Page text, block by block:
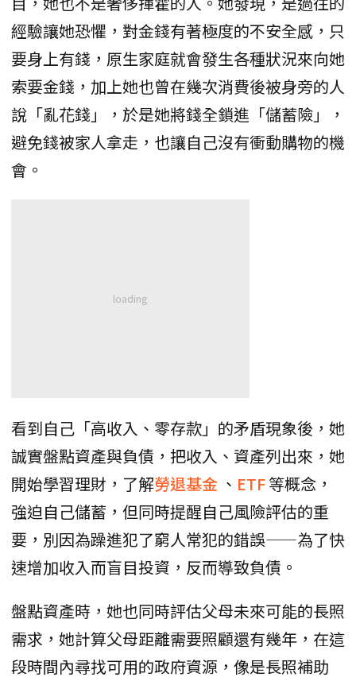
經驗讓她恐懼，對金錢有著極度的不安全感，只
要身上有錢，原生家庭就會發生各種狀況來向她
索要金錢，加上她也曾在幾次消費後被身旁的人
說「亂花錢」，於是她將錢全鎖進「儲蓄險」，
避免錢被家人拿走，也讓自己沒有衝動購物的機
會。
看到自己「高收入、零存款」的矛盾現象後，她
誠實盤點資產與負債，把收入、資產列出來，她
開始學習理財，了解勞退基金 、 ETF等概念，
強迫自己儲蓄，但同時提醒自己風險評估的重
要，別因為躁進犯了窮人常犯的錯誤——為了快
速增加收入而盲目投資，反而導致負債。
盤點資產時，她也同時評估父母未來可能的長照
需求，她計算父母距離需要照顧還有幾年，在這
段時間內尋找可用的政府資源，像是長照補助